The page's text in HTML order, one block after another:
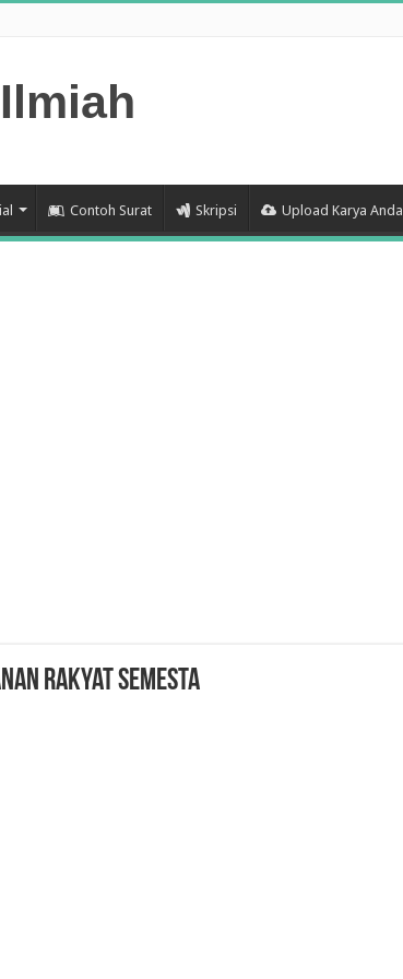
Contoh Surat Skripsi Upload Karya Anda
Rakyat Semesta